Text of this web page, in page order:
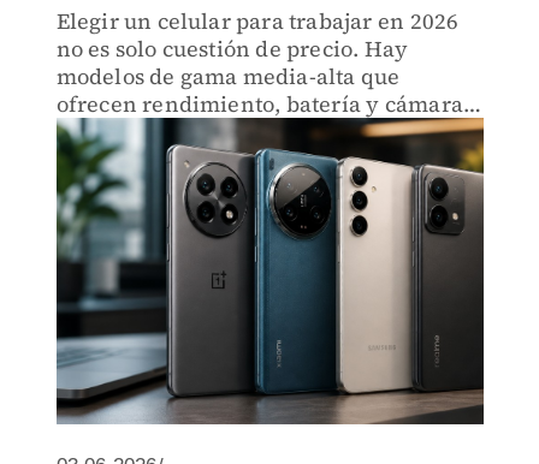
Elegir un celular para trabajar en 2026
no es solo cuestión de precio. Hay
modelos de gama media-alta que
ofrecen rendimiento, batería y cámara
al nivel de equipos más caros, pero no
todos cumplen igual en el día a día.